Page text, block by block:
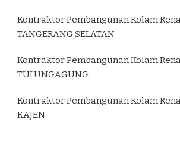
Kontraktor Pembangunan Kolam
TANGERANG SELATAN
Kontraktor Pembangunan Kolam
TULUNGAGUNG
Kontraktor Pembangunan Kolam
KAJEN